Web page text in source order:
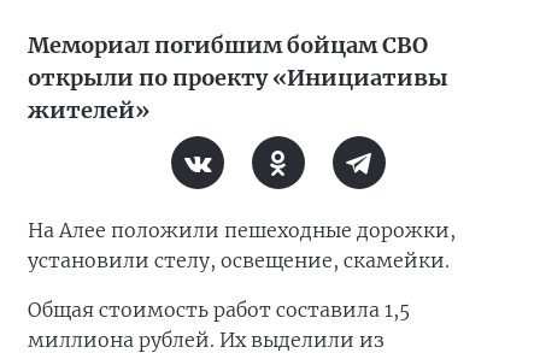
Мемориал погибшим бойцам СВО
открыли по проекту «Инициативы
жителей»
На Алее положили пешеходные дорожки,
установили стелу, освещение, скамейки.
Общая стоимость работ составила 1,5
миллиона рублей. Их выделили из